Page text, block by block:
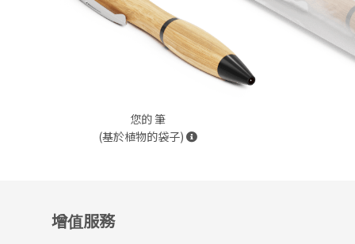
您的 筆
(基於植物的袋子)
增值服務